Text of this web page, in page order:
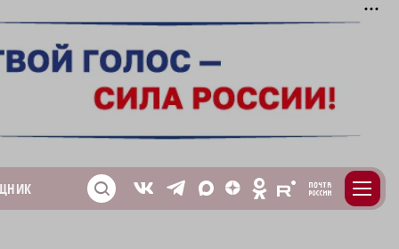
S V T X Z O E m